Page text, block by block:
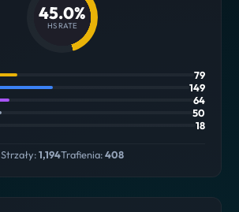
45.0%
HS RATE
79
149
64
50
18
Strzały:1,194Trafienia:408